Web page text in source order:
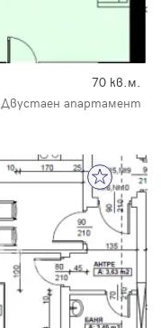
70 кв.м.
Двустаен апартамент